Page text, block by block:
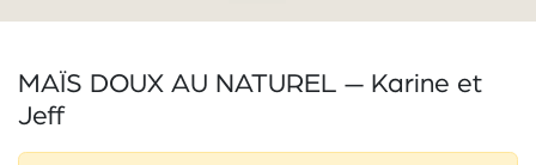
MAÏS DOUX AU NATUREL — Karine et
Jeff